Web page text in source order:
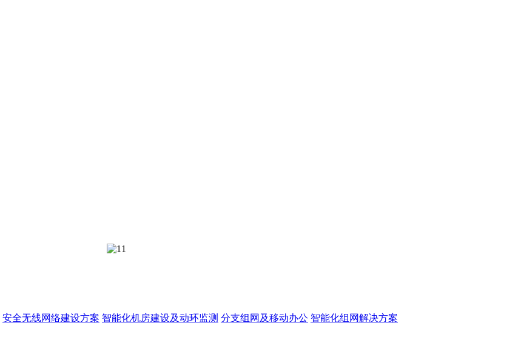
安全无线网络建设方案 智能化机房建设及动环监测 分支组网及移动办公 智能化组网解决方案